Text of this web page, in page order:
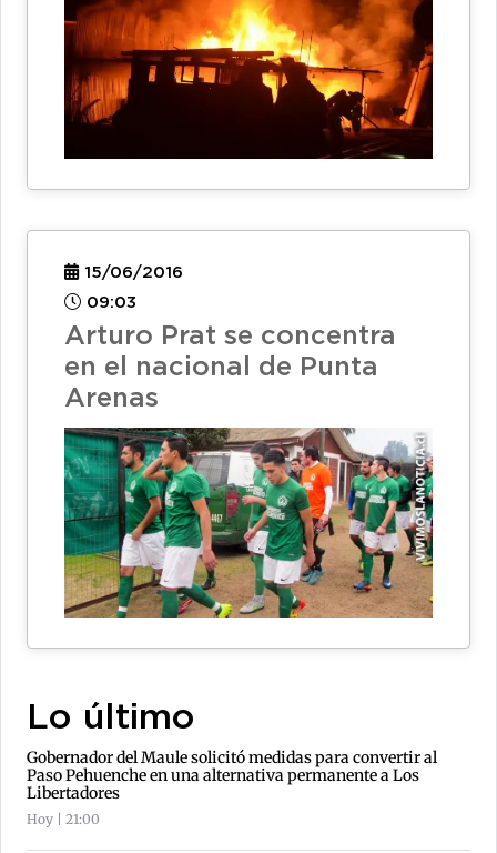
15/06/2016
09:03
Arturo Prat se concentra
en el nacional de Punta
Arenas
Lo último
Gobernador del Maule solicitó medidas para convertir al
Paso Pehuenche en una alternativa permanente a Los
Libertadores
Hoy | 21:00